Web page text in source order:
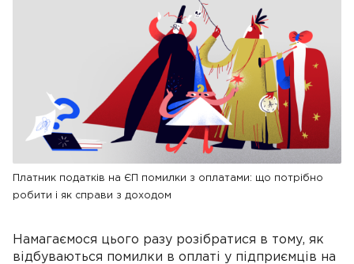
Платник податків на ЄП помилки з оплатами: що потрібно
робити і як справи з доходом
Намагаємося цього разу розібратися в тому, як
відбуваються помилки в оплаті у підприємців на